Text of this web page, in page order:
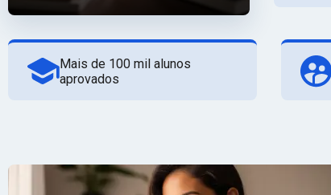
Mais de 100 mil alunos
aprovados